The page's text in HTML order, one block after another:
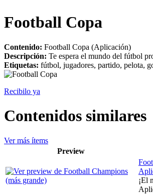
Football Copa
Contenido: Football Copa (Aplicación)
Descripción: Te espera el mundo del fútbol
Etiquetas: fútbol, jugadores, partido, pelota,
Recibilo ya
Contenidos similares
Ver más ítems
Preview
¡El